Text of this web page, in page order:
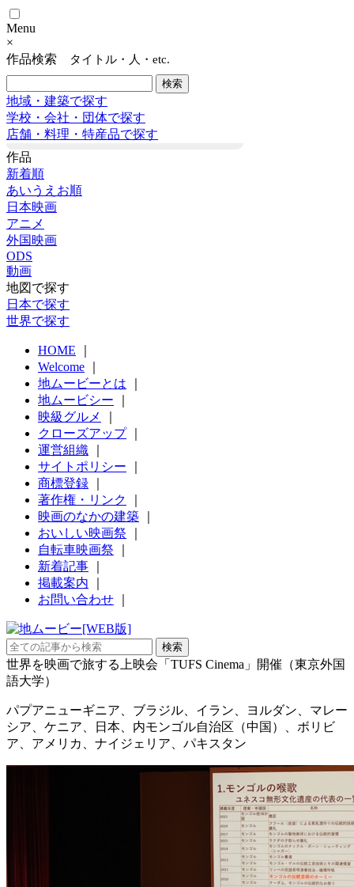
Menu
×
作品検索
タイトル・人・etc.
地域・建築で探す
学校・会社・団体で探す
店舗・料理・特産品で探す
作品
新着順
あいうえお順
日本映画
アニメ
外国映画
ODS
動画
地図で探す
日本で探す
世界で探す
HOME
Welcome
地ムービーとは
地ムービシー
映級グルメ
クローズアップ｜
運営組織
サイトポリシー
商標登録
著作権・リンク
映画のなかの建築
おいしい映画祭
自転車映画祭
新着記事
掲載案内
お問い合わせ
世界を映画で旅する上映会「TUFS Cinema」開催（東京外国
語大学）
パプアニューギニア、ブラジル、イラン、ヨルダン、マレー
シア、ケニア、日本、内モンゴル自治区（中国）、ボリビ
ア、アメリカ、ナイジェリア、パキスタン